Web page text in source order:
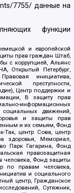
7755/ данные на
функции
и европейской
прав граждан Штаб,
с коррупцией, Альянс
Открытый Петербург,
инициатива,
преступности,
Центр поддержки и
В защиту прав
информационных
социальных движений,
и защиты прав
и их семьям, Фонд
Так, центр Сова, центр
здоровья, Мемориал,
Парк Гагарина, Фонд
правозащитная
человека, Фонд защиты
по правам человека,
и социального
центр, Гражданское
Сутяжник,